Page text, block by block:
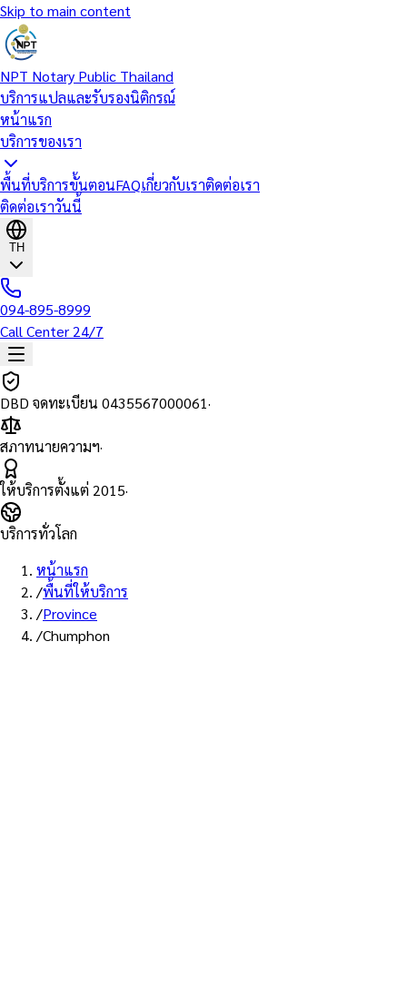
Skip to main content
NPT Notary Public Thailand
บริการแปลและรับรองนิติกรณ์
หน้าแรก
บริการของเรา
พื้นที่บริการขั้นตอนFAQเกี่ยวกับเราติดต่อเรา
ติดต่อเราวันนี้
TH
094-895-8999
Call Center 24/7
DBD จดทะเบียน 0435567000061·
สภาทนายความฯ·
ให้บริการตั้งแต่ 2015·
บริการทั่วโลก
หน้าแรก
/พื้นที่ให้บริการ
/Province
/Chumphon